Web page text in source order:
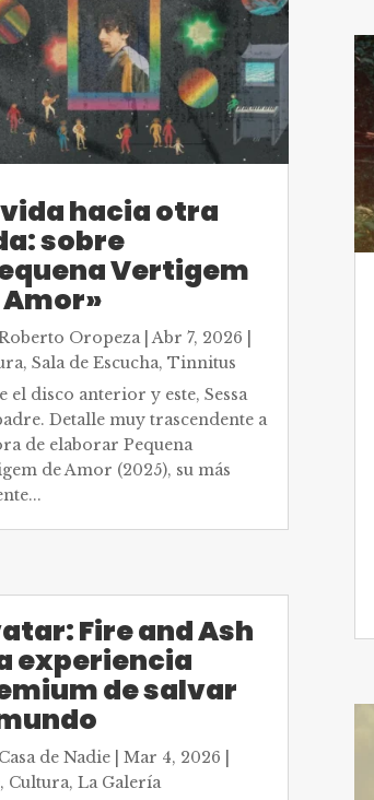
vida hacia otra
sobre
Vertigem
Amor»
Oropeza|Abr 7, 2026
, Sala de Escucha, Tinnitus
el disco anterior y este, Sessa
Detalle muy trascendente a
de elaborar Pequena
de Amor (2025), su más
Fire and Ash
experiencia
de salvar
Casa de Nadie| Mar 4, 2026
, Cultura, La Galería